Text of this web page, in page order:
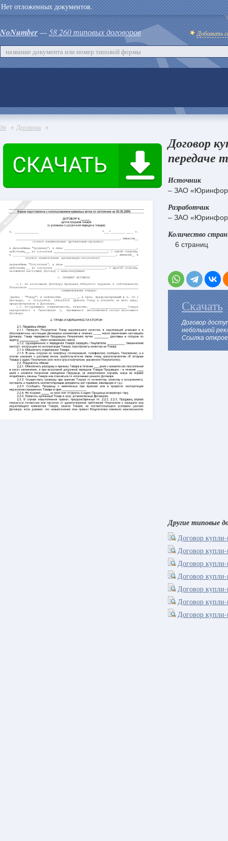
Нет отложенных документов.
NoNumber—58 260 типовых договоров Добавить
№ Договора
Договор
передаче
Источник
– ЗАО
Разработчик
– ЗАО
Количество
6 страниц
Скачать
Договор
небольшой
Ссылка
Другие типовые
Договор
Договор купли-
Договор
Договор
Договор
Договор
Договор купли-